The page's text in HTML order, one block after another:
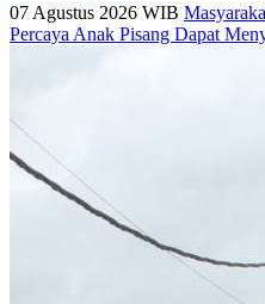
07 Agustus 2026 WIB
Percaya Anak Pisang Dapat